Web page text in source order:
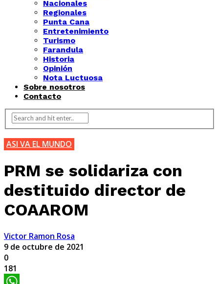
Nacionales
Regionales
Punta Cana
Entretenimiento
Turismo
Farandula
Historia
Opinión
Nota Luctuosa
Sobre nosotros
Contacto
ASI VA EL MUNDO
PRM se solidariza con
destituido director de
COAAROM
Victor Ramon Rosa
9 de octubre de 2021
0
181